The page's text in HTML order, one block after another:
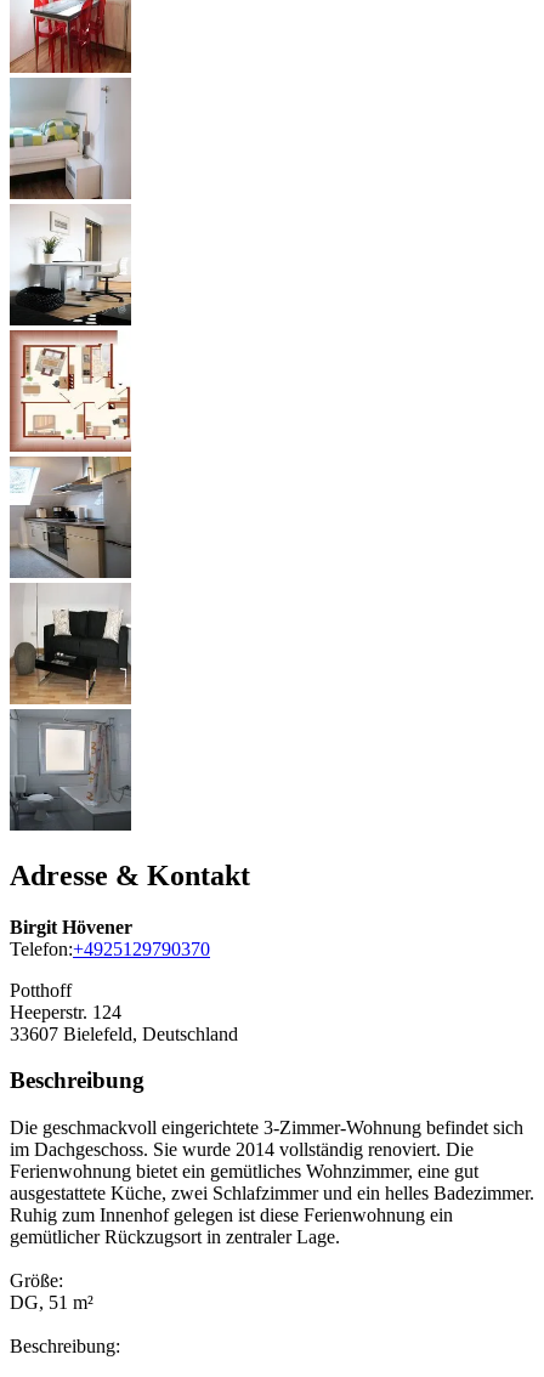
Adresse & Kontakt
Birgit Hövener
Telefon:+4925129790370
Potthoff
Heeperstr. 124
33607 Bielefeld, Deutschland
Beschreibung
Die geschmackvoll eingerichtete 3-Zimmer-Wohnung befindet sich
im Dachgeschoss. Sie wurde 2014 vollständig renoviert. Die
Ferienwohnung bietet ein gemütliches Wohnzimmer, eine gut
ausgestattete Küche, zwei Schlafzimmer und ein helles Badezimmer.
Ruhig zum Innenhof gelegen ist diese Ferienwohnung ein
gemütlicher Rückzugsort in zentraler Lage.
Größe:
DG, 51 m²
Beschreibung: